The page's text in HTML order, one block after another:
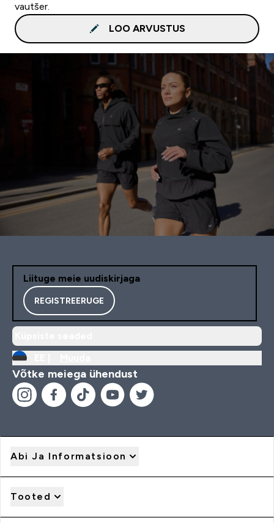
vautšer.
LOO ARVUSTUS
Liituge meie uudiskirjaga
REGISTREERUGE
Võtke meiega ühendust
Abi Ja Informatsioon
Tooted